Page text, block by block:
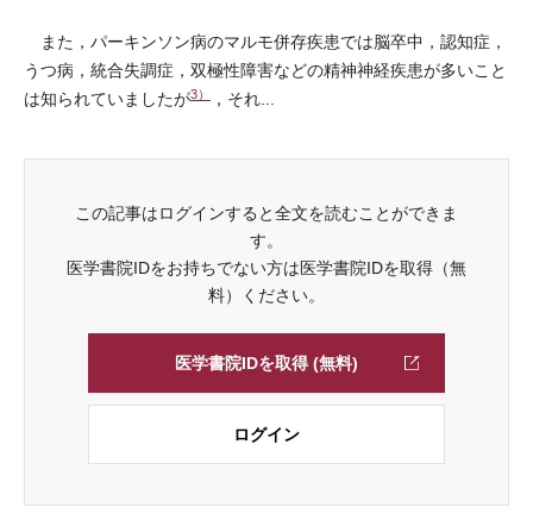
また，パーキンソン病のマルモ併存疾患では脳卒中，認知症，
うつ病，統合失調症，双極性障害などの精神神経疾患が多いこと
は知られていましたが3） ，それ...
この記事はログインすると全文を読むことができま
す。
医学書院IDをお持ちでない方は医学書院IDを取得（無
料）ください。
医学書院IDを取得 (無料)
ログイン